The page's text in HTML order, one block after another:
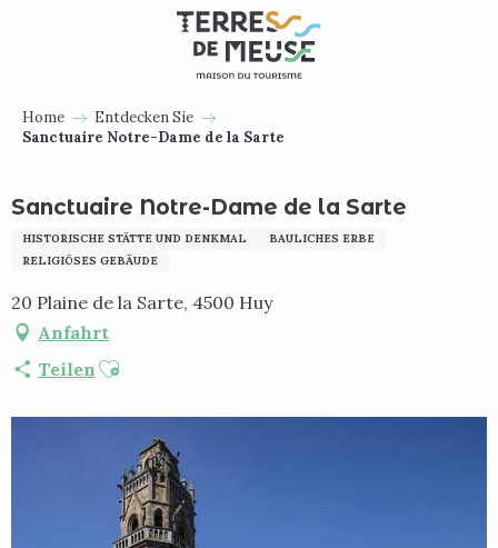
Home
Entdecken Sie
Sanctuaire Notre-Dame de la Sarte
Sanctuaire Notre-Dame de la Sarte
HISTORISCHE STÄTTE UND DENKMAL
BAULICHES ERBE
RELIGIÖSES GEBÄUDE
20 Plaine de la Sarte, 4500 Huy
Anfahrt
Teilen Ajouter aux favoris